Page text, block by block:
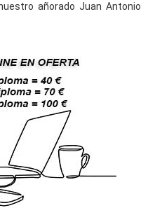
añorado Juan Antonio